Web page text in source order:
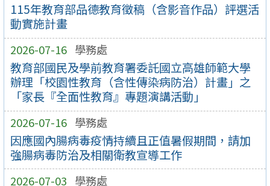
115年教育部品德教育徵稿（含影音作品）評選活
動實施計畫
2026-07-16 學務處
教育部國民及學前教育署委託國立高雄師範大學
辦理「校園性教育（含性傳染病防治）計畫」之
「家長『全面性教育』專題演講活動」
2026-07-16 學務處
因應國內腸病毒疫情持續且正值暑假期間，請加
強腸病毒防治及相關衛教宣導工作
2026-07-03 學務處